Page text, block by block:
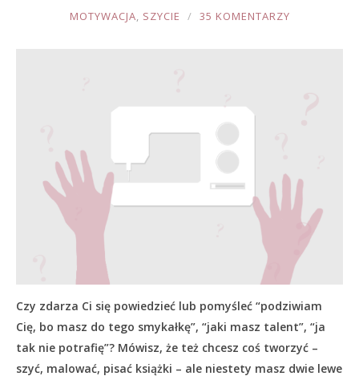
JOULE
MOTYWACJA, SZYCIE 35 KOMENTARZY
Czy zdarza Ci się powiedzieć lub pomyśleć “podziwiam
Cię, bo masz do tego smykałkę”, “jaki masz talent”, “ja
tak nie potrafię”? Mówisz, że też chcesz coś tworzyć –
szyć, malować, pisać książki – ale niestety masz dwie lewe